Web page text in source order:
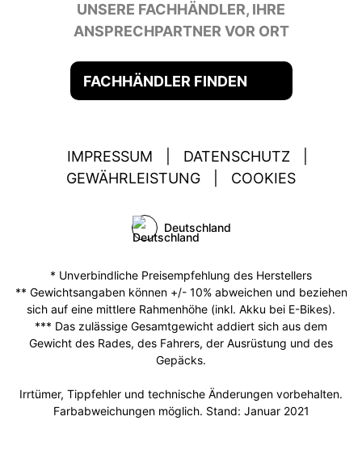
UNSERE FACHHÄNDLER, IHRE
ANSPRECHPARTNER VOR ORT
FACHHÄNDLER FINDEN
IMPRESSUM DATENSCHUTZ
GEWÄHRLEISTUNG
COOKIES
Deutschland
* Unverbindliche Preisempfehlung des Herstellers
** Gewichtsangaben können +/- 10% abweichen und beziehen
sich auf eine mittlere Rahmenhöhe (inkl. Akku bei E-Bikes).
*** Das zulässige Gesamtgewicht addiert sich aus dem
Gewicht des Rades, des Fahrers, der Ausrüstung und des
Gepäcks.
Irrtümer, Tippfehler und technische Änderungen vorbehalten.
Farbabweichungen möglich. Stand: Januar 2021